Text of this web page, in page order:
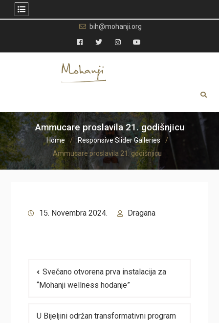
content
bih@mohanji.org
Facebook
TwitterInstagramYouTube
Ammucare proslavila 21. godišnjicu
Home
Responsive Slider Galleries
Ammucare proslavila 21. godišnjicu
15. Novembra 2024. Dragana
članaka
Svečano otvorena prva instalacija za
“Mohanji wellness hodanje”
U Bijeljini održan transformativni program